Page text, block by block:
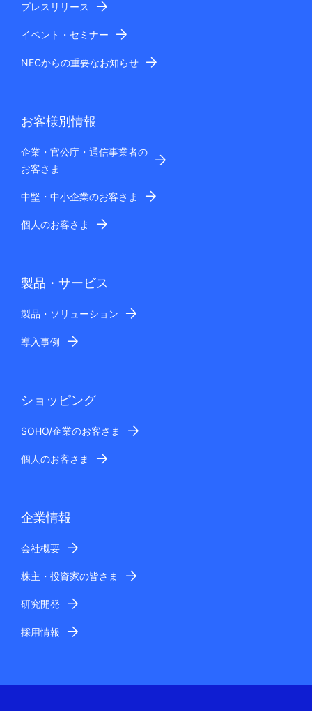
プレスリリース
イベント・セミナー
NECからの重要なお知らせ
お客様別情報
企業・官公庁・通信事業者の
お客さま
中堅・中小企業のお客さま
個人のお客さま
製品・サービス
製品・ソリューション
導入事例
ショッピング
SOHO/企業のお客さま
個人のお客さま
企業情報
会社概要
株主・投資家の皆さま
研究開発
採用情報